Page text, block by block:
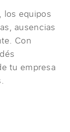
los equipos
ausencias
Con
tu empresa